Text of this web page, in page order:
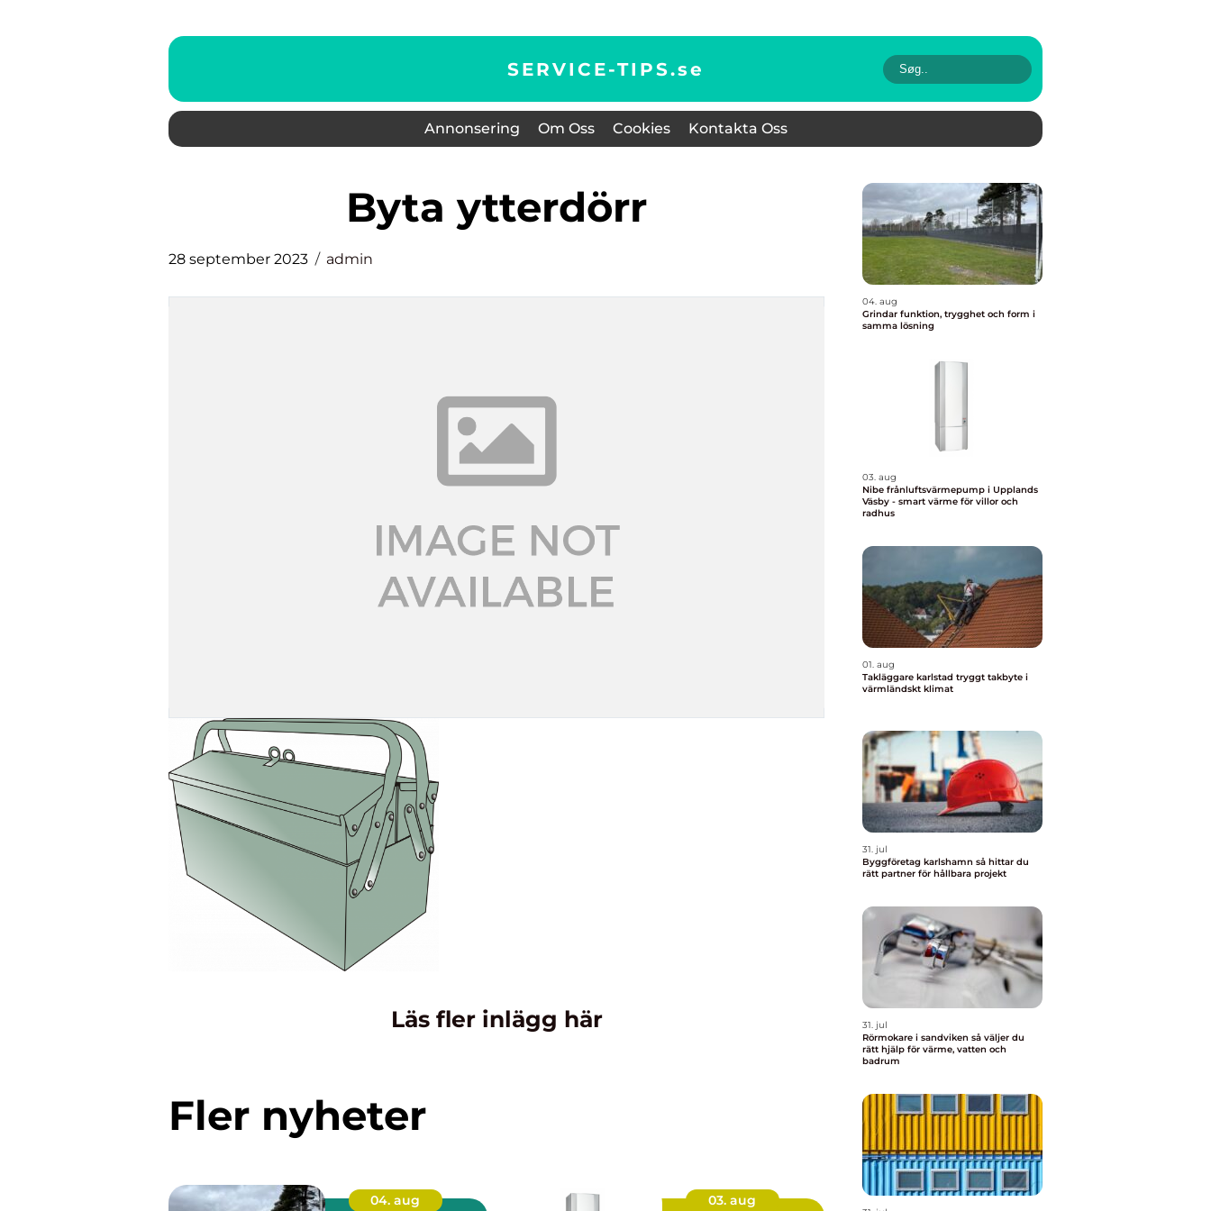
SERVICE-TIPS.se
Annonsering Om Oss Cookies Kontakta Oss
byta ytterdörr
28 september 2023 admin
Läs fler inlägg här
Fler nyheter
04. aug
03. aug
04. aug
Grindar funktion, trygghet och form i
samma lösning
03. aug
Nibe frånluftsvärmepump i Upplands
Väsby - smart värme för villor och
radhus
01. aug
Takläggare karlstad tryggt takbyte i
värmländskt klimat
31. jul
Byggföretag karlshamn så hittar du
rätt partner för hållbara projekt
31. jul
Rörmokare i sandviken så väljer du
rätt hjälp för värme, vatten och
badrum